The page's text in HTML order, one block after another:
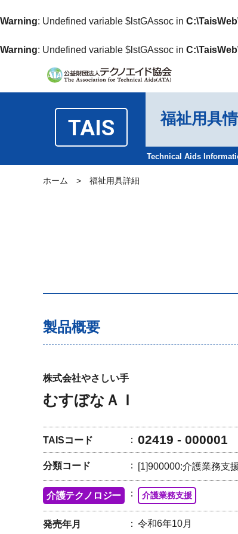
Warning: Undefined variable $lstGAssoc in
Warning: Undefined variable $lstGAssoc in
TAIS 福祉用具
Technical Aids
ホーム > 福祉用具詳細
製品概要
株式会社やさしい手
むすぼなＡＩ
TAISコード 02419 - 000001
分類コード [1]900000:介護業務支
介護テクノロジー 介護業務支援
発売年月 令和6年10月